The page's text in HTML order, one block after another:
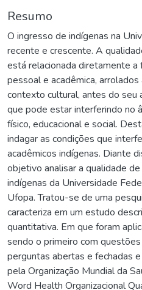
Resumo
O ingresso de indígenas na
recente e crescente. A
está relacionada diretamente a
pessoal e acadêmica,
contexto cultural, antes do seu
que pode estar interferindo no
físico, educacional e social.
indagar as condições que
acadêmicos indígenas. Diante
objetivo analisar a qualidade
indígenas da Universidade
Ufopa. Tratou-se de uma
caracteriza em um estudo
quantitativa. Em que foram
sendo o primeiro com
perguntas abertas e fechadas
pela Organização Mundial da
Word Health Organizacional